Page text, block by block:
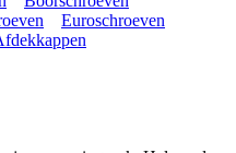
Euroschroeven